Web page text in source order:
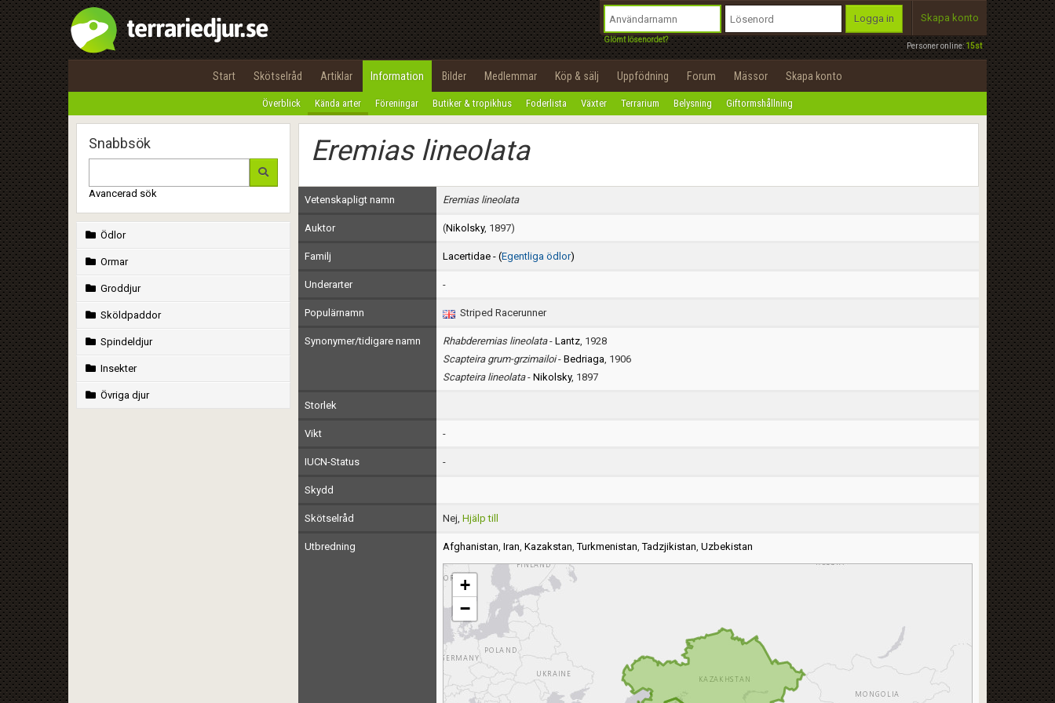
Personer online:15st
Logga in
Glömt lösenordet?
Skapa konto
Start Skötselråd Artiklar Information Bilder Medlemmar Köp & sälj Uppfödning Forum Mässor Skapa konto
Överblick Kända arter Föreningar Butiker & tropikhus Foderlista Växter Terrarium Belysning Giftormshållning
Snabbsök
Avancerad sök
Ödlor
Ormar
Groddjur
Sköldpaddor
Spindeldjur
Insekter
Övriga djur
Eremias lineolata
Vetenskapligt namn Eremias lineolata
Auktor (Nikolsky, 1897)
Familj Lacertidae - (Egentliga ödlor)
Underarter -
Populärnamn Striped Racerunner
Synonymer/tidigare namn Rhabderemias lineolata- Lantz, 1928
Scapteira grum-grzimailoi- Bedriaga, 1906
Scapteira lineolata- Nikolsky, 1897
Storlek
Vikt -
IUCN-Status -
Skydd
Skötselråd Nej, Hjälp till
Utbredning Afghanistan, Iran, Kazakstan,Turkmenistan,Tadzjikistan, Uzbekistan
+
−
Utför
100%
OK
integritetspolicy
Namn:
Epost:
Användarnamn:
Lösenord:
Privacy Policy
Terms of Service
Begär nytt lösenord
Tillbaka till förstasidan